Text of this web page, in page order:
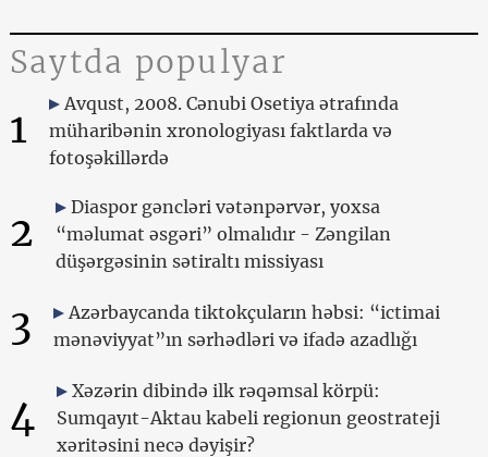
Saytda populyar
1
Avqust, 2008. Cənubi Osetiya ətrafında
müharibənin xronologiyası faktlarda və
fotoşəkillərdə
2
Diaspor gəncləri vətənpərvər, yoxsa
“məlumat əsgəri” olmalıdır - Zəngilan
düşərgəsinin sətiraltı missiyası
3
Azərbaycanda tiktokçuların həbsi: “ictimai
mənəviyyat”ın sərhədləri və ifadə azadlığı
4
Xəzərin dibində ilk rəqəmsal körpü:
Sumqayıt-Aktau kabeli regionun geostrateji
xəritəsini necə dəyişir?